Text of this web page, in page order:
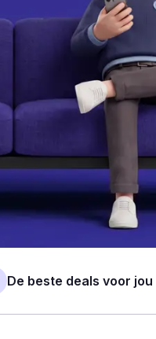
De beste deals voor jou